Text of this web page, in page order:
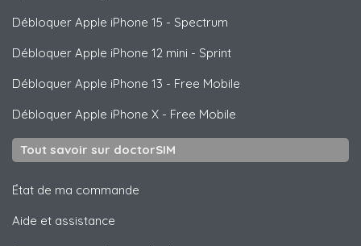
Débloquer Apple iPhone 15 - Spectrum
Débloquer Apple iPhone 12 mini - Sprint
Débloquer Apple iPhone 13 - Free Mobile
Débloquer Apple iPhone X - Free Mobile
Tout savoir sur doctorSIM
État de ma commande
Aide et assistance